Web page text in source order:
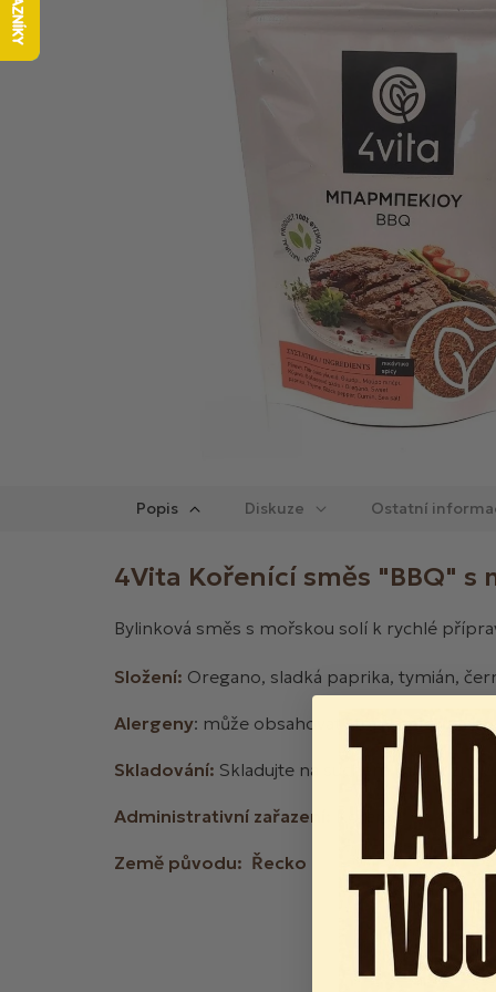
Popis Diskuze Ostatní
4Vita Kořenící směs "BBQ" s
Bylinková směs s mořskou solí k rychlé
Složení: Oregano, sladká paprika, tymián,
Alergeny: může obsahovat stopy celeru a
Skladování: Skladujte na suchém místě,
Administrativní zařazení:
Země původu: Řecko